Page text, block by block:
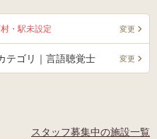
・駅未設定 変更
テゴリ｜言語聴覚士 変更
スタッフ募集中の施設一覧